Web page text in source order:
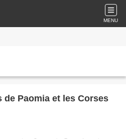
MENU
de Paomia et les Corses